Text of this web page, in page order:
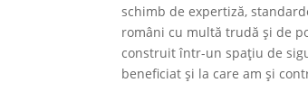
schimb de expertiză,
români cu multă trudă și de
construit într-un spațiu de
beneficiat și la care am și